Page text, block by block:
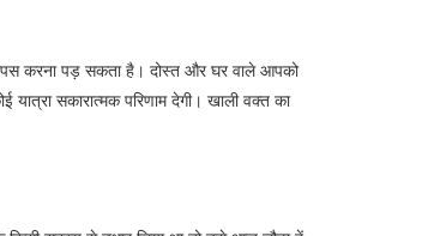
करना पड़ सकता है। दोस्त और घर वाले आपको
सकारात्मक परिणाम देगी। खाली वक्त का